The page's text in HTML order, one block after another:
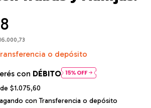
o depósito
con DÉBITO
$1.075,60
con Transferencia o depósito